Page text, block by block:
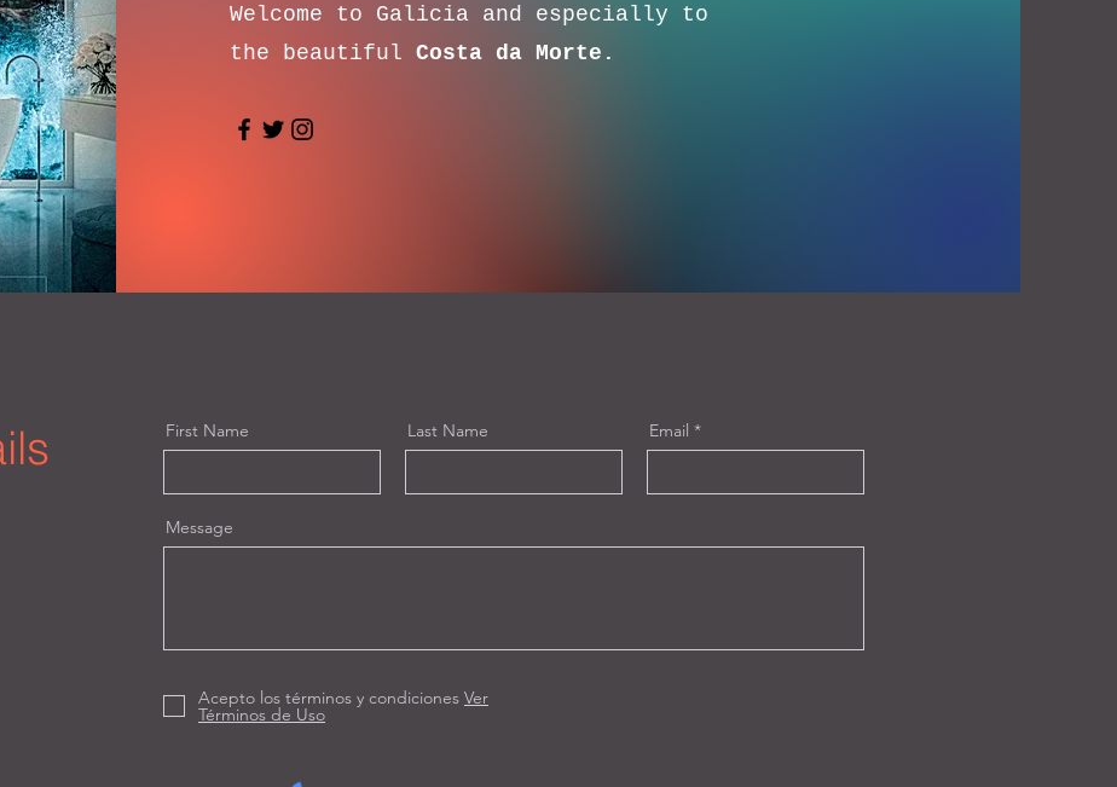
Welcome to Galicia and especially to
the beautiful Costa da Morte.
First Name Last Name Email
Message
Acepto los términos y condiciones Ver
Términos de Uso